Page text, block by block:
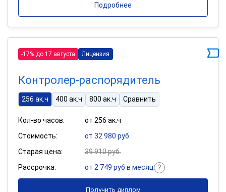
Подробнее
-17% до 17 августа Лицензия
Контролер-распорядитель
256 ак.ч 400 ак.ч 800 ак.ч Сравнить
Кол-во часов:
от 256 ак.ч
Стоимость:
от 32 980 руб.
Старая цена:
39 910 руб.
Рассрочка:
от 2 749 руб в месяц
Получить диплом